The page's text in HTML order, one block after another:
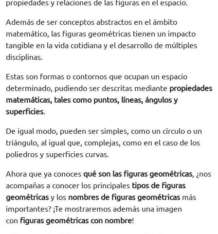
propiedades y relaciones de las figuras en el espacio.
Además de ser conceptos abstractos en el ámbito
matemático, las figuras geométricas tienen un impacto
tangible en la vida cotidiana y el desarrollo de múltiples
disciplinas.
Estas son formas o contornos que ocupan un espacio
determinado, pudiendo ser descritas mediante propiedades
matemáticas, tales como puntos, líneas, ángulos y
superficies.
De igual modo, pueden ser simples, como un círculo o un
triángulo, al igual que, complejas, como en el caso de los
poliedros y superficies curvas.
Ahora que ya conoces qué son las figuras geométricas, ¿nos
acompañas a conocer los principales tipos de figuras
geométricas y los nombres de figuras geométricas más
importantes? ¡Te mostraremos además una imagen
con figuras geométricas con nombre!